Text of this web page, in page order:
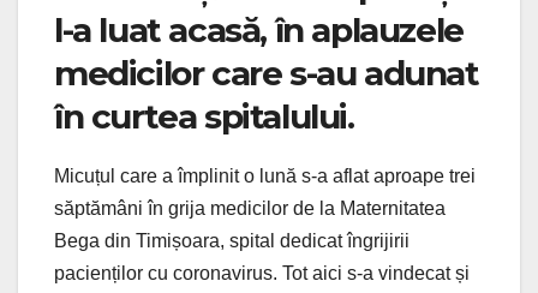
l-a luat acasă, în aplauzele
medicilor care s-au adunat
în curtea spitalului.
Micuțul care a împlinit o lună s-a aflat aproape trei
săptămâni în grija medicilor de la Maternitatea
Bega din Timișoara, spital dedicat îngrijirii
pacienților cu coronavirus. Tot aici s-a vindecat și